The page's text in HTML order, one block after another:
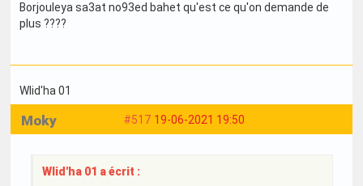
Borjouleya sa3at no93ed bahet qu'est ce qu'on demande de
plus ????
Wlid'ha 01
#517 19-06-2021 19:50
Moky
Wlid'ha 01 a écrit :